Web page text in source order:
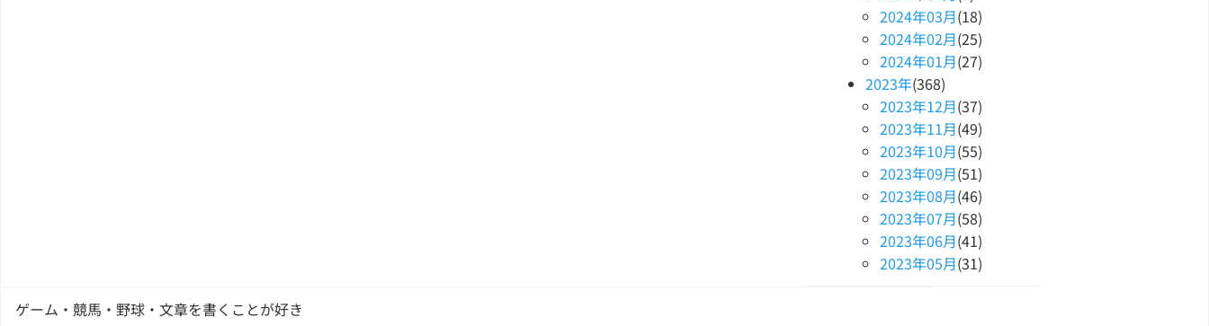
2024年03月(18)
2024年02月(25)
2024年01月(27)
2023年(368)
2023年12月(37)
2023年11月(49)
2023年10月(55)
2023年09月(51)
2023年08月(46)
2023年07月(58)
2023年06月(41)
2023年05月(31)
ゲーム・競馬・野球・文章を書くことが好き